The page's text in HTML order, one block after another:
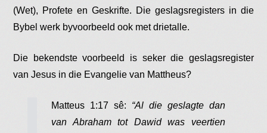
(Wet), Profete en Geskrifte. Die geslagsregisters in die
Bybel werk byvoorbeeld ook met drietalle.
Die bekendste voorbeeld is seker die geslagsregister
van Jesus in die Evangelie van Mattheus?
Matteus 1:17 sê: “Al die geslagte dan
van Abraham tot Dawid was veertien